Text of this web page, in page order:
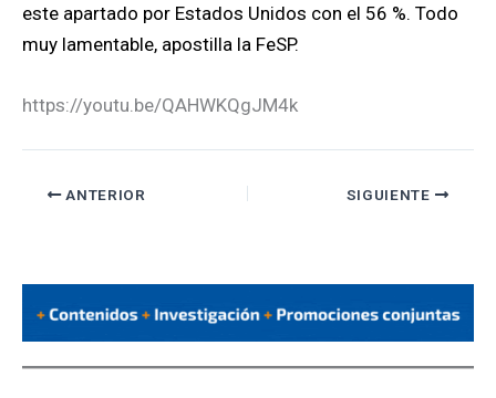
este apartado por Estados Unidos con el 56 %. Todo
muy lamentable, apostilla la FeSP.
https://youtu.be/QAHWKQgJM4k
ANTERIOR SIGUIENTE